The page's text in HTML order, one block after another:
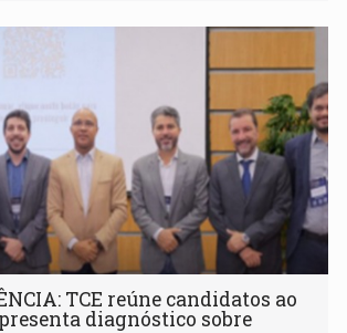
TCE reúne candidatos ao
diagnóstico sobre